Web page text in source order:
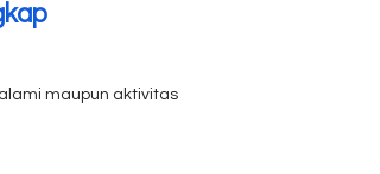
maupun aktivitas